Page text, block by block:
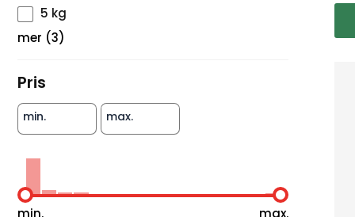
5 kg
mer (3)
Pris
min. max.
min. max.